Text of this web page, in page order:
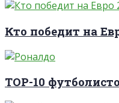
Кто победит на
TOP-10